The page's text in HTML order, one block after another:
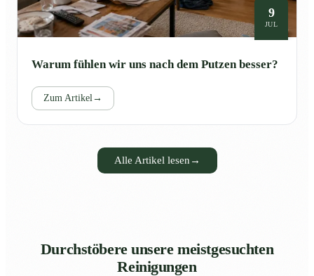
9
JUL
Warum fühlen wir uns nach dem Putzen besser?
Zum Artikel →
Alle Artikel lesen →
Durchstöbere unsere meistgesuchten
Reinigungen